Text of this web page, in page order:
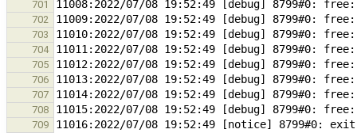
701
702
703
704
705
706
707
708
709